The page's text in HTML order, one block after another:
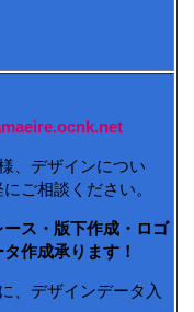
、デザインについ
ご相談ください。
ス・版下作成・ロゴ
作成承ります！
、デザインデータ入